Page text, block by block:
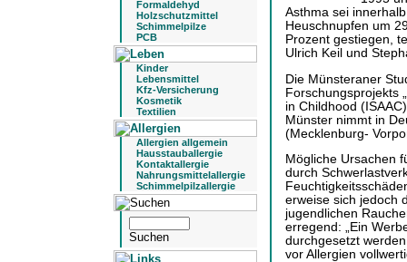
Formaldehyd
Holzschutzmittel
Schimmelpilze
PCB
Kinder
Lebensmittel
Kfz-Versicherung
Kosmetik
Textilien
Allergien allgemein
Hausstauballergie
Kontaktallergie
Nahrungsmittelallergie
Schimmelpilzallergie
Asthma sei
Heuschnupfen um
Prozent gestiegen,
Ulrich Keil und
Die Münsteraner
Forschungsprojekts
in Childhood
Münster nimmt in
(Mecklenburg-
Mögliche Ursachen
durch
erweise sich jedoch
jugendlichen
erregend: „Ein
durchgesetzt
vor Allergien